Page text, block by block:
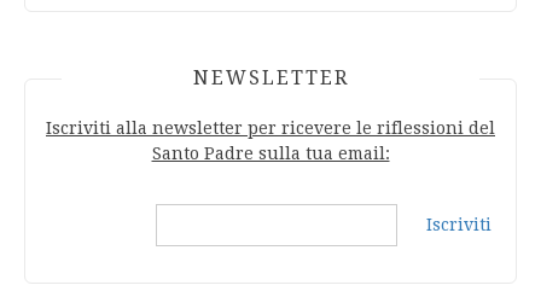
NEWSLETTER
Iscriviti alla newsletter per ricevere le riflessioni del
Santo Padre sulla tua email:
Iscriviti